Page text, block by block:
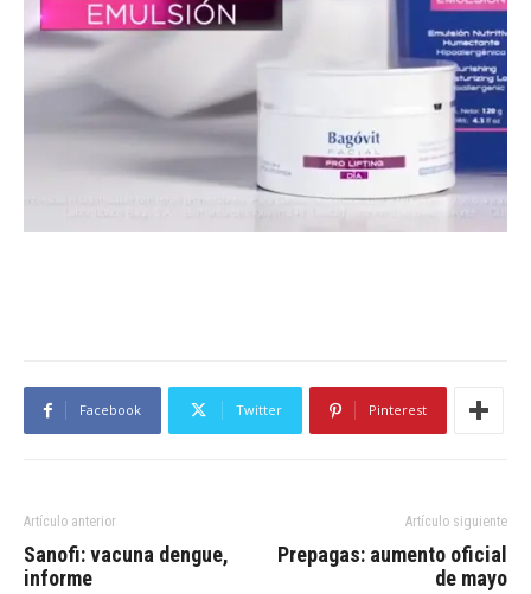
Facebook Twitter Pinterest
Artículo anterior
Sanofi: vacuna dengue,
informe
Artículo siguiente
Prepagas: aumento oficial
de mayo